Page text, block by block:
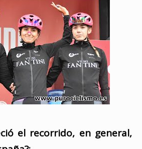
el recorrido, en general,